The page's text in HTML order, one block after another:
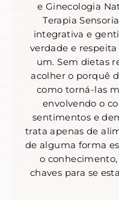
e Ginecologia
Terapia
integrativa e
verdade e
um. Sem dietas
acolher o porquê
como torná-las
envolvendo o
sentimentos e
trata apenas de
de alguma forma
o conhecimento,
chaves para se